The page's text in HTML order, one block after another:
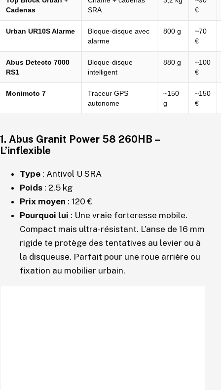
Cadenas
SRA
€
Urban UR10S Alarme
Bloque-disque avec
alarme
800 g
~70
€
Abus Detecto 7000
RS1
Bloque-disque
intelligent
880 g
~100
€
Monimoto 7
Traceur GPS
autonome
~150
g
~150
€
1. Abus Granit Power 58 260HB –
L’inflexible
Type : Antivol U SRA
Poids : 2,5 kg
Prix moyen : 120 €
Pourquoi lui : Une vraie forteresse mobile.
Compact mais ultra-résistant. L’anse de 16 mm
rigide te protège des tentatives au levier ou à
la disqueuse. Parfait pour une roue arrière ou
fixation au mobilier urbain.